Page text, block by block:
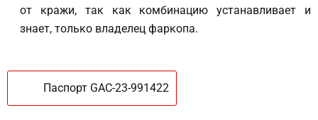
от кражи, так как комбинацию устанавливает и
знает, только владелец фаркопа.
Паспорт GAC-23-991422